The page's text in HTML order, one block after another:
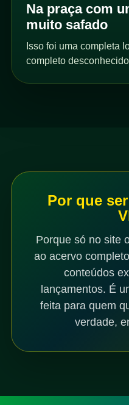
Na praça com
muito safado
Isso foi uma completa
completo
Por que
Porque só no site
ao acervo
conteúdos
lançamentos. É
feita para quem
verdade,